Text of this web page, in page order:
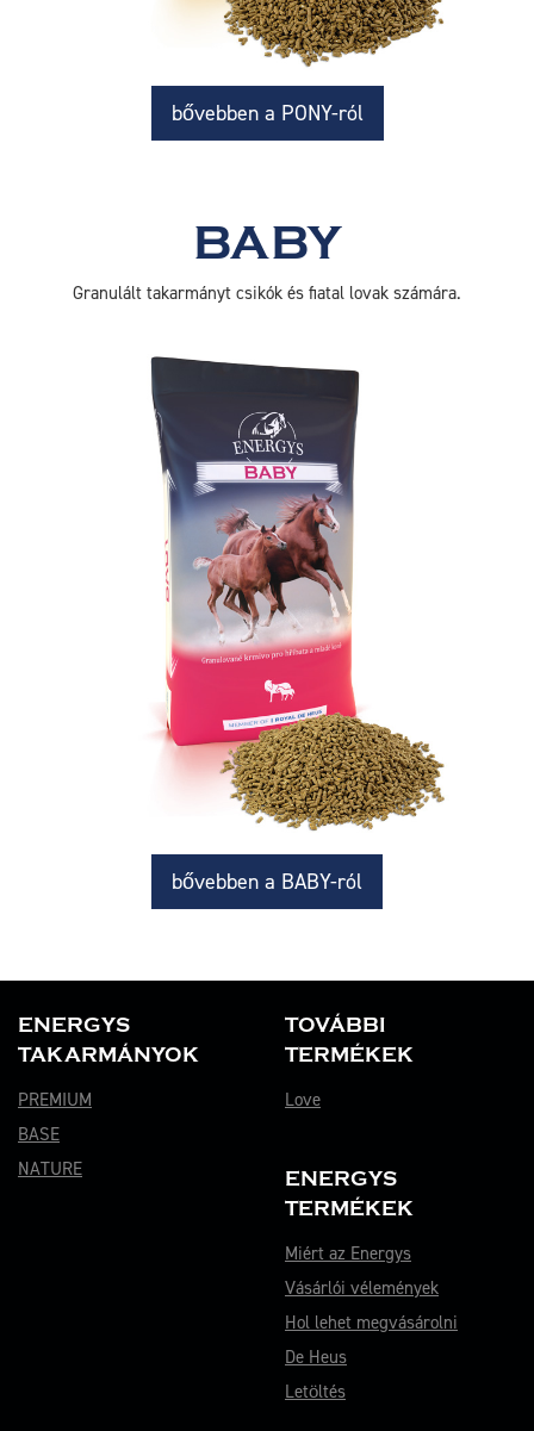
bővebben a PONY-ról
BABY
Granulált takarmányt csikók és fiatal lovak számára.
bővebben a BABY-ról
ENERGYS
TAKARMÁNYOK
PREMIUM
BASE
NATURE
TOVÁBBI
TERMÉKEK
Love
ENERGYS
TERMÉKEK
Miért az Energys
Vásárlói vélemények
Hol lehet megvásárolni
De Heus
Letöltés